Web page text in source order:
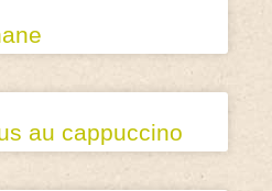
au cappuccino